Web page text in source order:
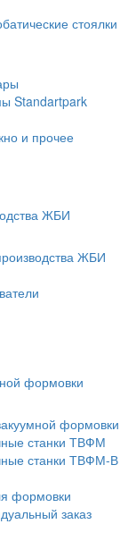
стоялки
Standartpark
и прочее
ЖБИ
ЖБИ
формовки
формовки
станки ТВФМ
станки ТВФМ-В
формовки
заказ